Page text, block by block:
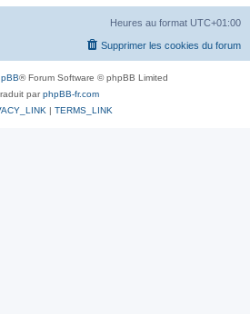
Heures au format UTC+01:00
Supprimer les cookies du forum
® Forum Software © phpBB Limited
parphpBB-fr.com
| TERMS_LINK